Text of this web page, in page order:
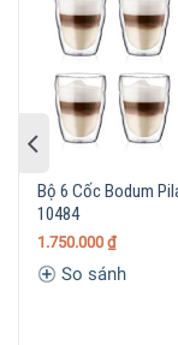
làm cho vỡ hoặc
nhiệt độ cao
của nhiệt và an
không chứa
khỏe.
Bộ 6 Cốc Bodum
10484
1.750.000 ₫
So sánh